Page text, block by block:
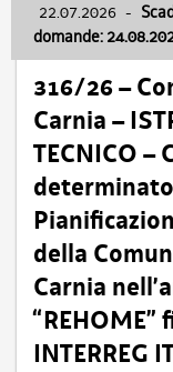
22.07.2026 -
domande:
316/26 –
Carnia –
TECNICO –
della
Carnia
INTERREG